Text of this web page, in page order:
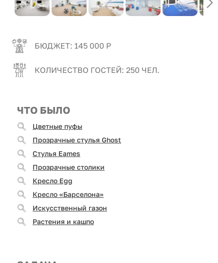
БЮДЖЕТ: 145 000 Р
КОЛИЧЕСТВО ГОСТЕЙ: 250 ЧЕЛ.
ЧТО БЫЛО
Цветные пуфы
Прозрачные стулья Ghost
Стулья Eames
Прозрачные столики
Кресло Egg
Кресло «Барселона»
Искусственный газон
Растения и кашпо